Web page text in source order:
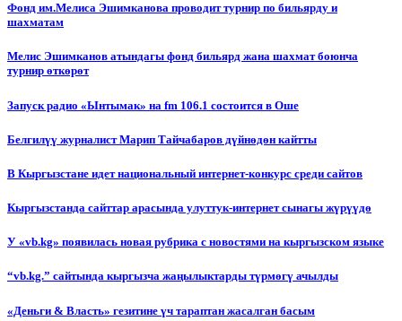
Фонд им.Мелиса Эшимканова проводит турнир по бильярду и
шахматам
Мелис Эшимканов атындагы фонд бильярд жана шахмат боюнча
турнир өткөрөт
Запуск радио «Ынтымак» на fm 106.1 состоится в Оше
Белгилүү журналист Марип Тайчабаров дүйнөдөн кайтты
В Кыргызстане идет национальный интернет-конкурс среди сайтов
Кыргызстанда сайттар арасында улуттук-интернет сынагы жүрүүдө
У «vb.kg» появилась новая рубрика с новостями на кыргызском языке
“vb.kg.” сайтында кыргызча жаңылыктарды түрмөгү ачылды
«Деньги & Власть» гезитине үч тараптан жасалган басым